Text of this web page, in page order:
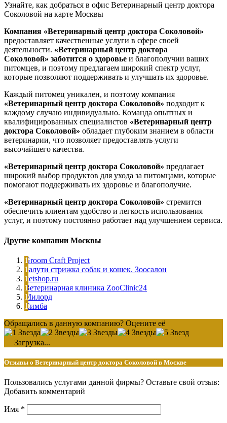
Узнайте, как добраться в офис Ветеринарный центр доктора
Соколовой на карте Москвы
Компания «Ветеринарный центр доктора Соколовой»
предоставляет качественные услуги в сфере своей
деятельности. «Ветеринарный центр доктора
Соколовой» заботится о здоровье и благополучии ваших
питомцев, и поэтому предлагаем широкий спектр услуг,
которые позволяют поддерживать и улучшать их здоровье.
Каждый питомец уникален, и поэтому компания
«Ветеринарный центр доктора Соколовой» подходит к
каждому случаю индивидуально. Команда опытных и
квалифицированных специалистов «Ветеринарный центр
доктора Соколовой» обладает глубоким знанием в области
ветеринарии, что позволяет предоставлять услуги
высочайшего качества.
«Ветеринарный центр доктора Соколовой» предлагает
широкий выбор продуктов для ухода за питомцами, которые
помогают поддерживать их здоровье и благополучие.
«Ветеринарный центр доктора Соколовой» стремится
обеспечить клиентам удобство и легкость использования
услуг, и поэтому постоянно работает над улучшением сервиса.
Другие компании Москвы
Groom Craft Project
Балути стрижка собак и кошек. Зоосалон
Petshop.ru
Ветеринарная клиника ZooClinic24
Милорд
Симба
Обращались в данную компанию? Оцените её
Загрузка...
Отзывы о Ветеринарный центр доктора Соколовой в Москве
Пользовались услугами данной фирмы? Оставьте свой отзыв:
Добавить комментарий
Имя *